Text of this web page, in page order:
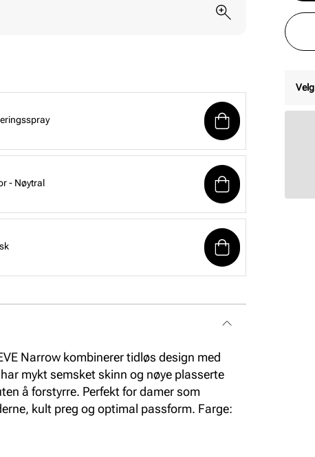
- Nøytral
Narrow kombinerer tidløs design med
mykt semsket skinn og nøye plasserte
å forstyrre. Perfekt for damer som
kult preg og optimal passform. Farge: